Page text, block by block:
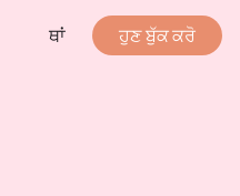
ਥਾਂ ਹੁਣ ਬੁੱਕ ਕਰੋ